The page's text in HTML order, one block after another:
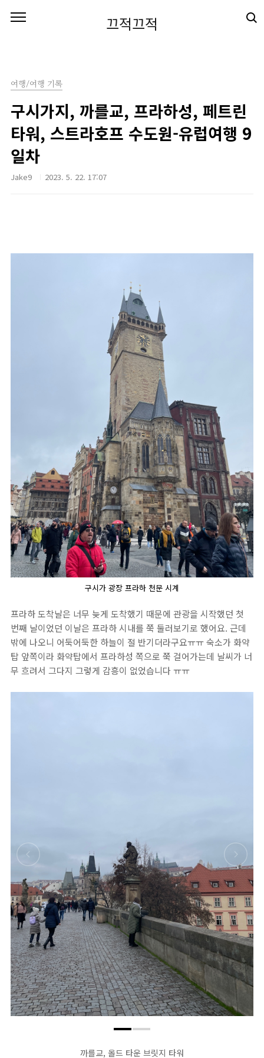
끄적끄적
여행/여행 기록
구시가지, 까를교, 프라하성, 페트린
타워, 스트라호프 수도원-유럽여행 9
일차
Jake9 2023. 5. 22. 17:07
구시가 광장 프라하 천문 시계
프라하 도착날은 너무 늦게 도착했기 때문에 관광을 시작했던 첫
번째 날이었던 이날은 프라하 시내를 쭉 둘러보기로 했어요. 근데
밖에 나오니 어둑어둑한 하늘이 절 반기더라구요ㅠㅠ 숙소가 화약
탑 앞쪽이라 화약탑에서 프라하성 쪽으로 쭉 걸어가는데 날씨가 너
무 흐려서 그다지 그렇게 감흥이 없었습니다 ㅠㅠ
까를교, 올드 타운 브릿지 타워